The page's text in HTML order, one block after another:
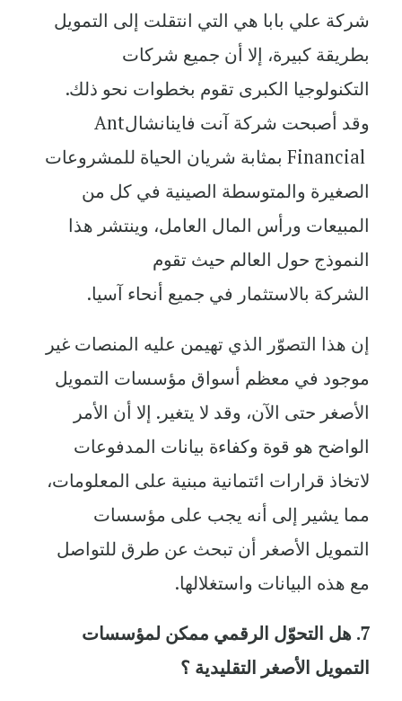
شركة علي بابا هي التي انتقلت إلى التمويل
بطريقة كبيرة، إلا أن جميع شركات
التكنولوجيا الكبرى تقوم بخطوات نحو ذلك.
وقد أصبحت شركة آنت فاينانشالAnt
Financialبمثابة شريان الحياة للمشروعات
الصغيرة والمتوسطة الصينية في كل من
المبيعات ورأس المال العامل، وينتشر هذا
النموذج حول العالم حيث تقوم
الشركة بالاستثمار في جميع أنحاء آسيا.
إن هذا التصوّر الذي تهيمن عليه المنصات غير
موجود في معظم أسواق مؤسسات التمويل
الأصغر حتى الآن، وقد لا يتغير. إلا أن الأمر
الواضح هو قوة وكفاءة بيانات المدفوعات
لاتخاذ قرارات ائتمانية مبنية على المعلومات،
مما يشير إلى أنه يجب على مؤسسات
التمويل الأصغر أن تبحث عن طرق للتواصل
مع هذه البيانات واستغلالها.
7. هل التحوّل الرقمي ممكن لمؤسسات
التمويل الأصغر التقليدية ؟